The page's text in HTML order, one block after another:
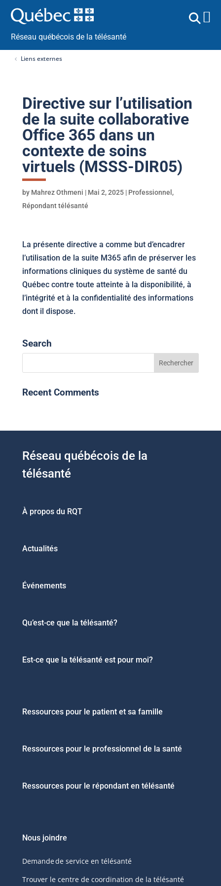
Réseau québécois de la télésanté
Liens externes
Directive sur l’utilisation
de la suite collaborative
Office 365 dans un
contexte de soins
virtuels (MSSS-DIR05)
by Mahrez Othmeni | Mai 2, 2025| Professionnel ,
Répondant télésanté
La présente directive a comme but d’encadrer
l’utilisation de la suite M365 afin de préserver les
informations cliniques du système de santé du
Québec contre toute atteinte à la disponibilité, à
l’intégrité et à la confidentialité des informations
dont il dispose.
Search
Recent Comments
Réseau québécois de la
télésanté
À propos du RQT
Actualités
Événements
Qu’est-ce que la télésanté?
Est-ce que la télésanté est pour moi?
Ressources pour le patient et sa famille
Ressources pour le professionnel de la santé
Ressources pour le répondant en télésanté
Nous joindre
Demande de service en télésanté
Trouver le centre de coordination de la télésanté